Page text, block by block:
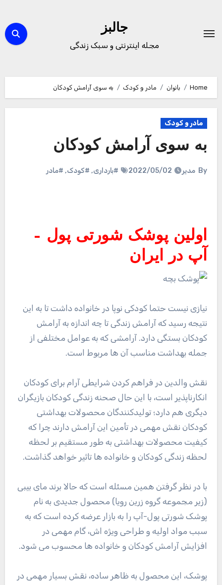
content
جالبز
مجله اینترنتی و سبک زندگی
Home بانوان مادر و کودک به سوی آرامش کودکان
مادر و کودک
به سوی آرامش کودکان
By مدیر 2022/05/02 #بارداری, #کودک, #مادر
اولین پوشک شورتی پول –
آپ در ایران
نیازی نیست حتما کودکی نوپا در خانواده داشت تا به این
نتیجه رسید که آرامش زندگی تا چه اندازه به آرامش
کودکان بستگی دارد. آرامشی که به عوامل مختلفی از
جمله بهداشت مناسب آن ها مربوط است.
نقش والدین در فراهم کردن شرایطی آرام برای کودکان
انکارناپذیر است، با این حال صحنه زندگی کودکان بازیگران
دیگری هم دارد؛ تولیدکنندگان محصولات بهداشتی
کودکان نقش مهمی در تأمین این آرامش دارند چرا که
کیفیت محصولات بهداشتی به طور مستقیم بر لحظه
لحظه زندگی کودکان و خانواده ها تاثیر خواهد گذاشت.
با در نظر گرفتن همین مسئله است که حالا برند مای بیبی
(زیر مجموعه گروه زرین رویا) محصول جدیدی به نام
پوشک شورتی پول-آپ را به بازار عرضه کرده است که به
سبب مواد اولیه و طراحی ویژه اش، گام مهمی در
افزایش آرامش کودکان و خانواده ها محسوب می شود.
پوشک، این محصول به ظاهر ساده، نقش بسیار مهمی در